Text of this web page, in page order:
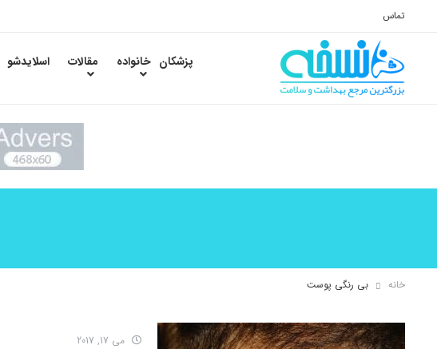
تماس
پزشکان خانواده مقالات اسلایدشو
خانه بی رنگی پوست
می 17, 2017